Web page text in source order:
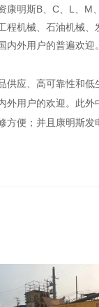
康明斯B、C、L、
程机械、石油机械
外用户的普遍欢迎。
应、高可靠性和低
外用户的欢迎。此
方便；并且康明斯